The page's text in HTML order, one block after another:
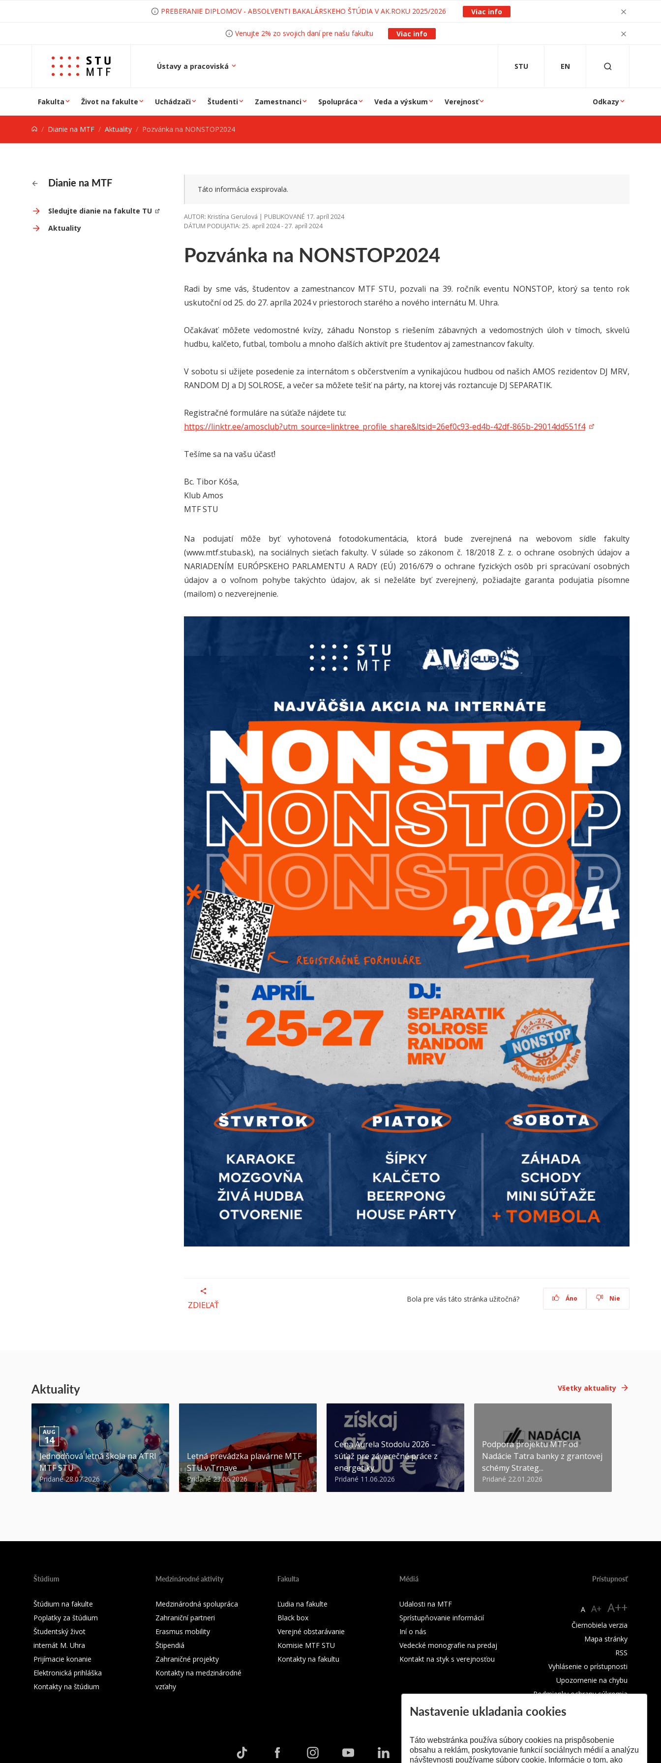
PREBERANIE DIPLOMOV - ABSOLVENTI BAKALÁRSKEHO ŠTÚDIA V AK.ROKU 2025/2026 Viac info
Venujte 2% zo svojich daní pre našu fakultu Viac info
Ústavy a pracoviská STU EN
Fakulta Život na fakulte Uchádzači Študenti Zamestnanci Spolupráca Veda a výskum Verejnosť Odkazy
Dianie na MTF Aktuality Pozvánka na NONSTOP2024
Dianie na MTF
Sledujte dianie na fakulte TU
Aktuality
Pozvánka na NONSTOP2024
Táto informácia exspirovala.
AUTOR: Kristína Gerulová | PUBLIKOVANÉ 17. apríl 2024
DÁTUM PODUJATIA: 25. apríl 2024 - 27. apríl 2024
Radi by sme vás, študentov a zamestnancov MTF STU, pozvali na 39. ročník eventu NONSTOP, ktorý sa tento rok
uskutoční od 25. do 27. apríla 2024 v priestoroch starého a nového internátu M. Uhra.
Očakávať môžete vedomostné kvízy, záhadu Nonstop s riešením zábavných a vedomostných úloh v tímoch, skvelú
hudbu, kalčeto, futbal, tombolu a mnoho ďalších aktivít pre študentov aj zamestnancov fakulty.
V sobotu si užijete posedenie za internátom s občerstvením a vynikajúcou hudbou od našich AMOS rezidentov DJ MRV,
RANDOM DJ a DJ SOLROSE, a večer sa môžete tešiť na párty, na ktorej vás roztancuje DJ SEPARATIK.
Registračné formuláre na súťaže nájdete tu:
https://linktr.ee/amosclub?utm_source=linktree_profile_share&ltsid=26ef0c93-ed4b-42df-865b-29014dd551f4
Tešíme sa na vašu účasť!
Bc. Tibor Kóša,
Klub Amos
MTF STU
Na podujatí môže byť vyhotovená fotodokumentácia, ktorá bude zverejnená na webovom sídle fakulty
(www.mtf.stuba.sk), na sociálnych sieťach fakulty. V súlade so zákonom č. 18/2018 Z. z. o ochrane osobných údajov a
NARIADENÍM EURÓPSKEHO PARLAMENTU A RADY (EÚ) 2016/679 o ochrane fyzických osôb pri spracúvaní osobných
údajov a o voľnom pohybe takýchto údajov, ak si neželáte byť zverejnený, požiadajte garanta podujatia písomne
(mailom) o nezverejnenie.
ZDIEĽAŤ
Bola pre vás táto stránka užitočná? Áno Nie
Aktuality Všetky aktuality
AUG
14
Jednodňová letná škola na ATRI
MTF STU
Pridané 28.07.2026
Letná prevádzka plavárne MTF
STU v Trnave
Pridané 23.06.2026
Cena Aurela Stodolu 2026 –
súťaž pre záverečné práce z
energetiky
Pridané 11.06.2026
Podpora projektu MTF od
Nadácie Tatra banky z grantovej
schémy Strateg...
Pridané 22.01.2026
Štúdium
Štúdium na fakulte
Poplatky za štúdium
Študentský život
internát M. Uhra
Prijímacie konanie
Elektronická prihláška
Kontakty na štúdium
Medzinárodné aktivity
Medzinárodná spolupráca
Zahraniční partneri
Erasmus mobility
Štipendiá
Zahraničné projekty
Kontakty na medzinárodné
vzťahy
Fakulta
Ľudia na fakulte
Black box
Verejné obstarávanie
Komisie MTF STU
Kontakty na fakultu
Médiá
Udalosti na MTF
Sprístupňovanie informácií
Iní o nás
Vedecké monografie na predaj
Kontakt na styk s verejnosťou
Prístupnosť
A A+ A++
Čiernobiela verzia
Mapa stránky
RSS
Vyhlásenie o prístupnosti
Upozornenie na chybu
Podmienky ochrany súkromia
Nastavenie ukladania cookies
Táto webstránka používa súbory cookies na prispôsobenie
obsahu a reklám, poskytovanie funkcií sociálnych médií a analýzu
návštevnosti používame súbory cookie. Informácie o tom, ako